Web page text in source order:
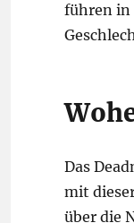
führen in
Das
mit
über die